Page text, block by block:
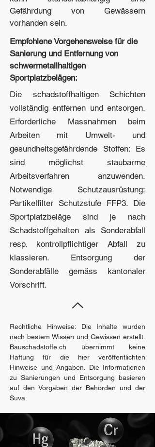
Gefährdung von Gewässern
vorhanden sein.
Empfohlene Vorgehensweise für die
Sanierung und Entfernung von
schwermetallhaltigen
Sportplatzbelägen:
Die schadstoffhaltigen Schichten
vollständig entfernen und entsorgen.
Erforderliche Massnahmen beim
Arbeiten mit Umwelt- und
gesundheitsgefährdende Stoffen: Es
sind möglichst staubarme
Arbeitsverfahren anzuwenden.
Notwendige Schutzausrüstung:
Partikelfilter Schutzstufe FFP3. Die
Sportplatzbeläge sind je nach
Schadstoffgehalten als Sonderabfall
resp. kontrollpflichtiger Abfall zu
klassieren. Entsorgung der
Sonderabfälle gemäss kantonaler
Vorschrift.
zum Lexikon
​Rechtliche Hinweise: Die Inhalte wurden
nach bestem Wissen und Gewissen erstellt.
Bauschadstoffe.ch übernimmt keine
Haftung für die hier veröffentlichten
Hinweise und Angaben. Die Informationen
zu Sanierungen und Entsorgung basieren
auf den Vorgaben der Behörden und der
Suva.